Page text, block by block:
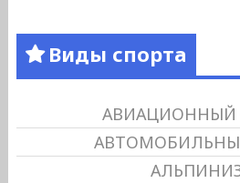
Виды спорта
АВИАЦИОННЫЙ